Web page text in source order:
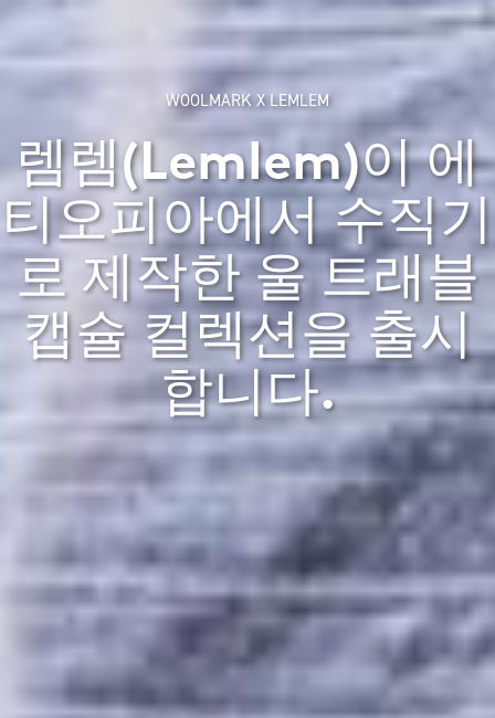
WOOLMARK X LEMLEM
렘렘(Lemlem)이 에
티오피아에서 수직기
로 제작한 울 트래블
캡슐 컬렉션을 출시
합니다.